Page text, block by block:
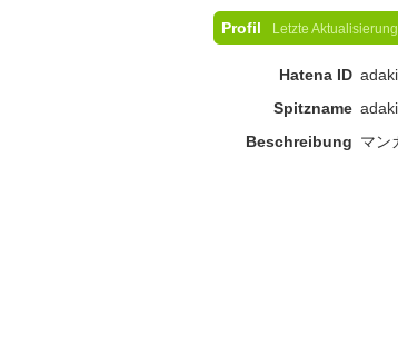
Profil Letzte
Hatena ID adaki
Spitzname
Beschreibung マン